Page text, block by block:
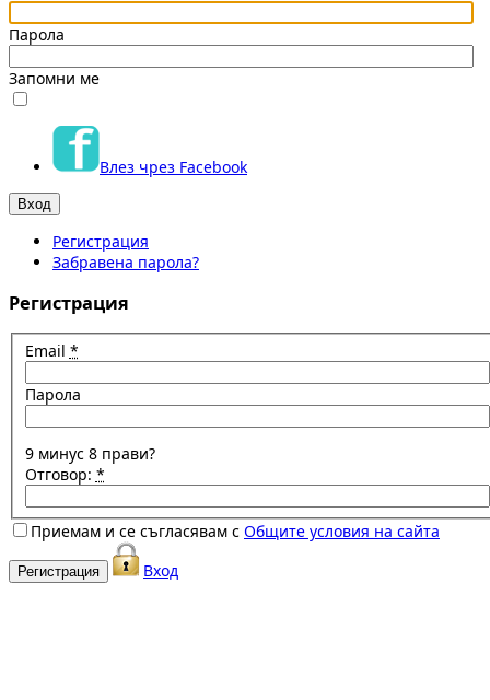
Парола
Запомни ме
Влез чрез Facebook
Регистрация
Забравена парола?
Регистрация
Email *
Парола
9 минус 8 прави?
Отговор: *
Приемам и се съгласявам с Общите условия на сайта
Вход